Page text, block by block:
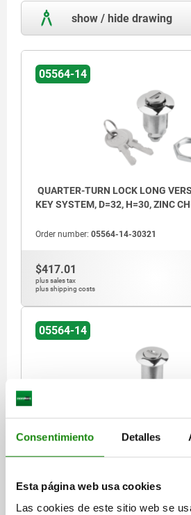
Consentimiento Detalles
Esta página web usa cookies
Las cookies de este sitio web se
show / hide drawing
05564-14
QUARTER-TURN LOCK LONG
KEY SYSTEM, D=32, H=30, ZINC
Order number: 05564-14-30321
$417.01
plus sales tax
plus shipping costs
05564-14
KEY SYSTEM, D=32, H=50, ZINC
Order number:05564-14-50321